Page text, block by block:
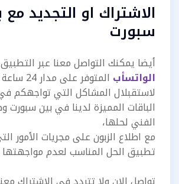
الاشتراك او التجديد
سبورت
أيضا يمكنك التواصل معنا عبر
الواتسأب المتوفر على مدار 24 ساعة عمل مفتوح،
لاستقبلال المشاكل التي تواجهكم
الباقات المميزة لدينا في بين سبورت
الفني لحلها،
مع اطلاع الزبون على مجريات الأمور
تطبيق الحل المناسب لعدم